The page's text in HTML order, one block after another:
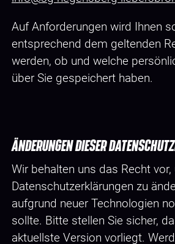
Auf Anforderungen wird Ihnen
entsprechend dem geltenden
werden, ob und welche
über Sie gespeichert haben.
ÄNDERUNGEN DIESER
Wir behalten uns das Recht vor,
Datenschutzerklärungen zu
aufgrund neuer Technologien
sollte. Bitte stellen Sie sicher,
aktuellste Version vorliegt.